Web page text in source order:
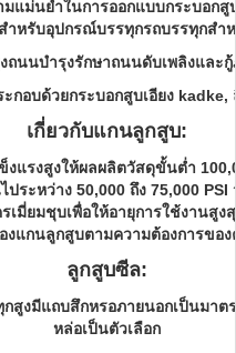
แม่นยำในการออกแบบกระบอก
ำหรับอุปกรณ์บรรทุกรถบรรทุกสำ
ถนนบำรุงรักษาถนนดับเพลิงและ
กอบด้วยกระบอกสูบเอียง
เกี่ยวกับแกนลูกสูบ:
แรงสูงให้ผลผลิตวัสดุขั้นต่ำ
ระหว่าง 50,000 ถึง 75,000
เมี่ยมชุบเพื่อให้อายุการใช้งานสูง
งแกนลูกสูบตามความต้องการขอ
ลูกสูบซีล:
สูงมีแถบสึกหรอภายนอกเป็นมาต
หล่อเป็นตัวเลือก